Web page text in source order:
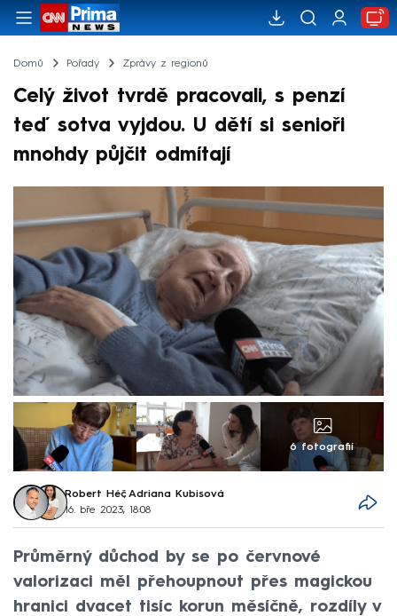
Domů Pořady Zprávy z regionů
Celý život tvrdě pracovali, s penzí
teď sotva vyjdou. U dětí si senioři
mnohdy půjčit odmítají
6 fotografií
Robert Héč, Adriana Kubisová
16. bře 2023, 18:08
Průměrný důchod by se po červnové
valorizaci měl přehoupnout přes magickou
hranici dvacet tisíc korun měsíčně, rozdíly v